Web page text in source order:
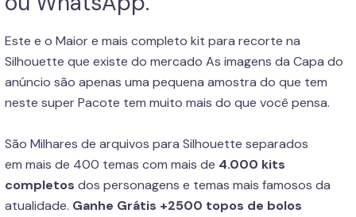
Este e o Maior e mais completo kit para recorte na
Silhouette que existe do mercado As imagens da Capa do
anúncio são apenas uma pequena amostra do que tem
neste super Pacote tem muito mais do que você pensa.
São Milhares de arquivos para Silhouette separados
em mais de 400 temas com mais de 4.000 kits
completos dos personagens e temas mais famosos da
atualidade. Ganhe Grátis +2500 topos de bolos